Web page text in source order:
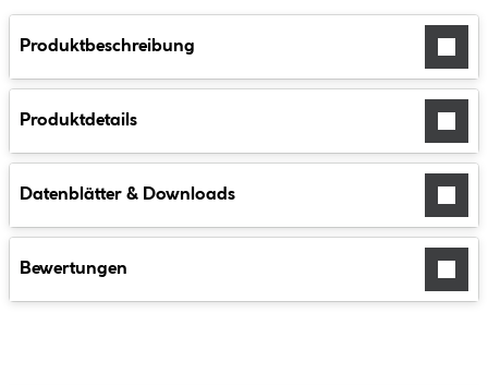
Produktbeschreibung
Produktdetails
Datenblätter & Downloads
Bewertungen